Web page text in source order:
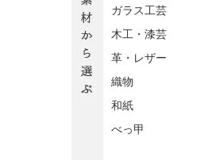
ガラス工芸
木工・漆芸
革・レザー
織物
和紙
べっ甲